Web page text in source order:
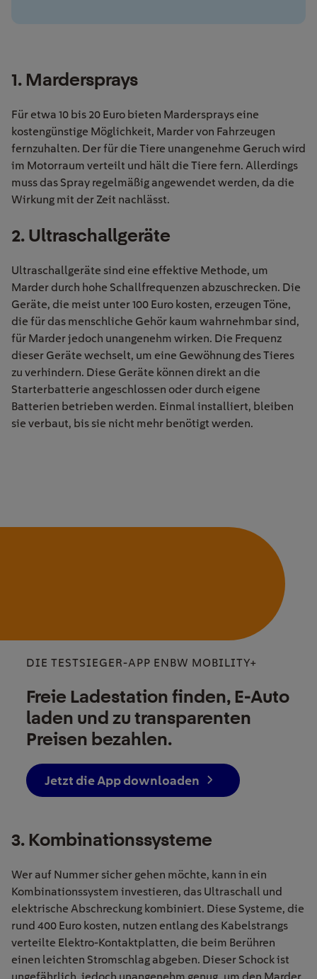
1. Mardersprays
Für etwa 10 bis 20 Euro bieten Mardersprays eine
kostengünstige Möglichkeit, Marder von Fahrzeugen
fernzuhalten. Der für die Tiere unangenehme Geruch wird
im Motorraum verteilt und hält die Tiere fern. Allerdings
muss das Spray regelmäßig angewendet werden, da die
Wirkung mit der Zeit nachlässt.
2. Ultraschallgeräte
Ultraschallgeräte sind eine effektive Methode, um
Marder durch hohe Schallfrequenzen abzuschrecken. Die
Geräte, die meist unter 100 Euro kosten, erzeugen Töne,
die für das menschliche Gehör kaum wahrnehmbar sind,
für Marder jedoch unangenehm wirken. Die Frequenz
dieser Geräte wechselt, um eine Gewöhnung des Tieres
zu verhindern. Diese Geräte können direkt an die
Starterbatterie angeschlossen oder durch eigene
Batterien betrieben werden. Einmal installiert, bleiben
sie verbaut, bis sie nicht mehr benötigt werden.
DIE TESTSIEGER-APP ENBW MOBILITY+
Freie Ladestation finden, E-Auto
laden und zu transparenten
Preisen bezahlen.
Jetzt die App downloaden
3. Kombinationssysteme
Wer auf Nummer sicher gehen möchte, kann in ein
Kombinationssystem investieren, das Ultraschall und
elektrische Abschreckung kombiniert. Diese Systeme, die
rund 400 Euro kosten, nutzen entlang des Kabelstrangs
verteilte Elektro-Kontaktplatten, die beim Berühren
einen leichten Stromschlag abgeben. Dieser Schock ist